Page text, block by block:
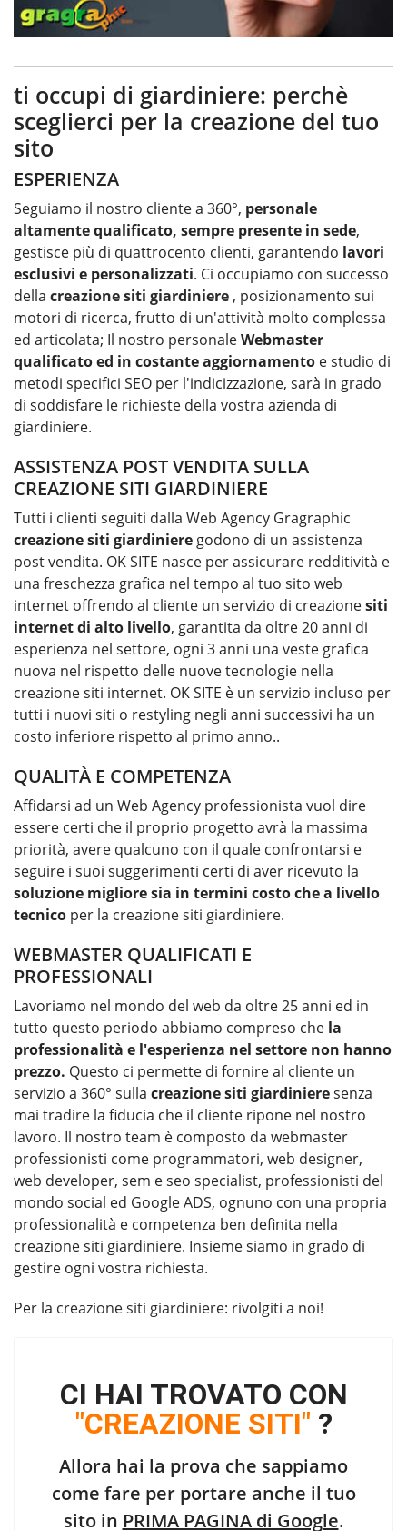
ti occupi di giardiniere: perchè
sceglierci per la creazione del tuo
sito
ESPERIENZA
Seguiamo il nostro cliente a 360°, personale
altamente qualificato, sempre presente in sede,
gestisce più di quattrocento clienti, garantendo lavori
esclusivi e personalizzati. Ci occupiamo con successo
della creazione siti giardiniere , posizionamento sui
motori di ricerca, frutto di un'attività molto complessa
ed articolata; Il nostro personaleWebmaster
qualificato ed in costante aggiornamento e studio di
metodi specifici SEO per l'indicizzazione, sarà in grado
di soddisfare le richieste della vostra azienda di
giardiniere.
ASSISTENZA POST VENDITA SULLA
CREAZIONE SITI GIARDINIERE
Tutti i clienti seguiti dalla Web Agency Gragraphic
creazione siti giardiniere godono di un assistenza
post vendita. OK SITE nasce per assicurare redditività e
una freschezza grafica nel tempo al tuo sito web
internet offrendo al cliente un servizio di creazionesiti
internet di alto livello, garantita da oltre 20 anni di
esperienza nel settore, ogni 3 anni una veste grafica
nuova nel rispetto delle nuove tecnologie nella
creazione siti internet. OK SITE è un servizio incluso per
tutti i nuovi siti o restyling negli anni successivi ha un
costo inferiore rispetto al primo anno..
QUALITÀ E COMPETENZA
Affidarsi ad un Web Agency professionista vuol dire
essere certi che il proprio progetto avrà la massima
priorità, avere qualcuno con il quale confrontarsi e
seguire i suoi suggerimenti certi di aver ricevuto la
soluzione migliore sia in termini costo che a livello
tecnico per la creazione siti giardiniere.
WEBMASTER QUALIFICATI E
PROFESSIONALI
Lavoriamo nel mondo del web da oltre 25 anni ed in
tutto questo periodo abbiamo compreso che la
professionalità e l'esperienza nel settore non hanno
prezzo. Questo ci permette di fornire al cliente un
servizio a 360° sulla creazione siti giardinieresenza
mai tradire la fiducia che il cliente ripone nel nostro
lavoro. Il nostro team è composto da webmaster
professionisti come programmatori, web designer,
web developer, sem e seo specialist, professionisti del
mondo social ed Google ADS, ognuno con una propria
professionalità e competenza ben definita nella
creazione siti giardiniere. Insieme siamo in grado di
gestire ogni vostra richiesta.
Per la creazione siti giardiniere: rivolgiti a noi!
CI HAI TROVATO CON
"CREAZIONE SITI" ?
Allora hai la prova che sappiamo
come fare per portare anche il tuo
sito in PRIMA PAGINA di Google.